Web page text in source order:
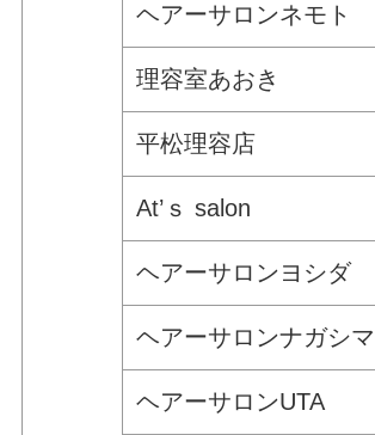
ヘアーサロンネモト
理容室あおき
平松理容店
At’ｓ salon
ヘアーサロンヨシダ
ヘアーサロンナガシマ
ヘアーサロンUTA